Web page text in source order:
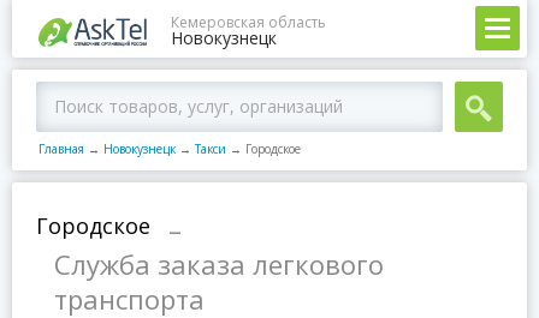
Кемеровская область
Новокузнецк
Главная → Новокузнецк → Такси → Городское
Городское
–
Служба заказа легкового
транспорта